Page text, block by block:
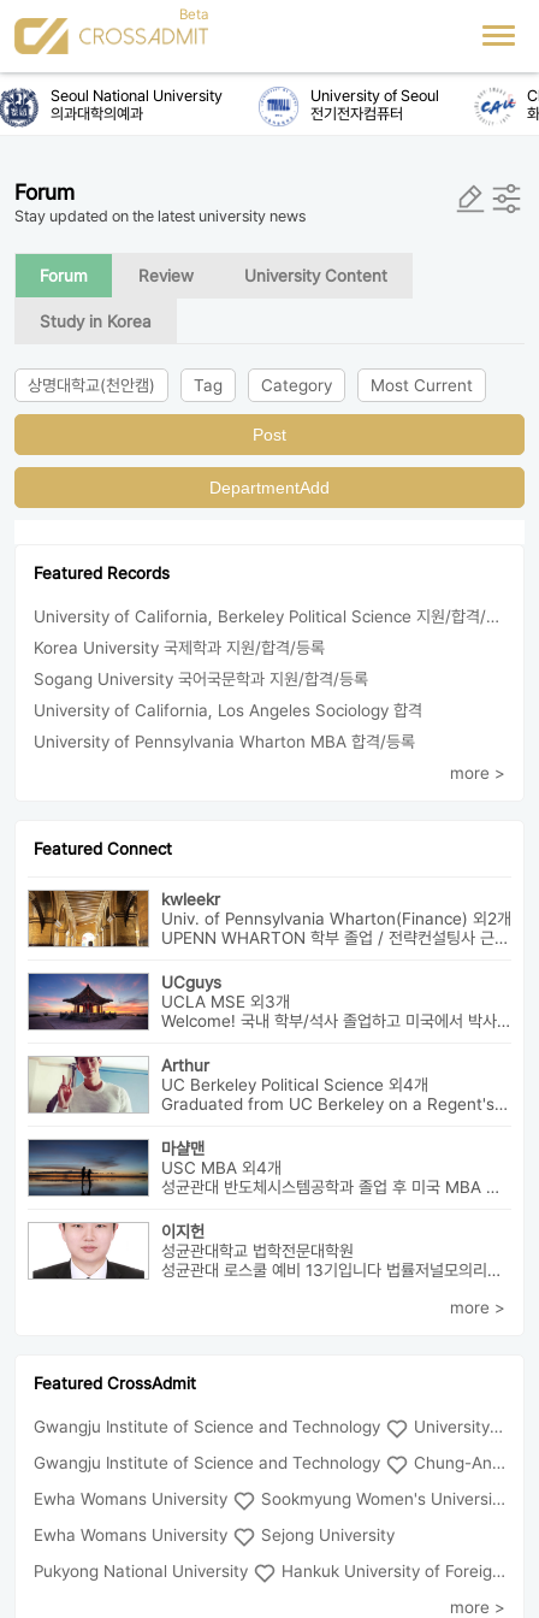
Seoul National University
의과대학의예과
University of Seoul
전기전자컴퓨터
Forum
Stay updated on the latest university news
Forum Review University Content
Study in Korea
상명대학교(천안캠) Tag Category Most Current
Post
DepartmentAdd
Featured Records
University of California, Berkeley Political Science 지원/합격/등록
Korea University 국제학과 지원/합격/등록
Sogang University 국어국문학과 지원/합격/등록
University of California, Los Angeles Sociology 합격
University of Pennsylvania Wharton MBA 합격/등록
more >
Featured Connect
kwleekr
Univ. of Pennsylvania Wharton(Finance) 외2개
UPENN WHARTON 학부 졸업 / 전략컨설팅사 근무 / HBS MBA 재학 중 ...
UCguys
UCLA MSE 외3개
Welcome! 국내 학부/석사 졸업하고 미국에서 박사과정 재학중입니다. ...
Arthur
UC Berkeley Political Science 외4개
Graduated from UC Berkeley on a Regent's Scholarship. Af...
마샬맨
USC MBA 외4개
성균관대 반도체시스템공학과 졸업 후 미국 MBA 졸업하였습니다.
이지헌
성균관대학교 법학전문대학원
성균관대 로스쿨 예비 13기입니다 법률저널모의리트 전체3등으로 장학금 ...
more >
Featured CrossAdmit
Gwangju Institute of Science and Technology
University of Seoul
Gwangju Institute of Science and Technology
Chung-Ang University
Ewha Womans University
Sookmyung Women's University
Ewha Womans University
Sejong University
Pukyong National University
Hankuk University of Foreign Studies(Global Campus
more >